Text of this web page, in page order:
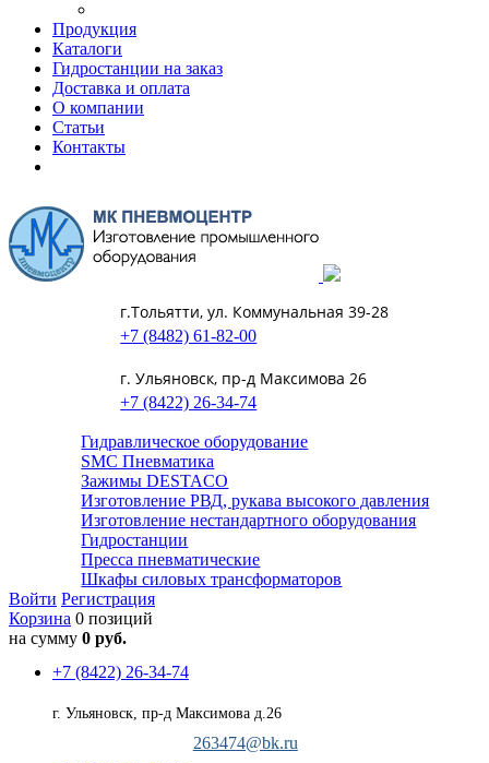
Продукция
Каталоги
Гидростанции на заказ
Доставка и оплата
О компании
Статьи
Контакты
г.Тольятти, ул. Коммунальная 39-28
+7 (8482) 61-82-00
г. Ульяновск, пр-д Максимова 26
+7 (8422) 26-34-74
Гидравлическое оборудование
SMC Пневматика
Зажимы DESTACO
Изготовление РВД, рукава высокого давления
Изготовление нестандартного оборудования
Гидростанции
Пресса пневматические
Шкафы силовых трансформаторов
Войти Регистрация
Корзина 0 позиций
на сумму 0 руб.
+7 (8422) 26-34-74
г. Ульяновск, пр-д Максимова д.26
263474@bk.ru